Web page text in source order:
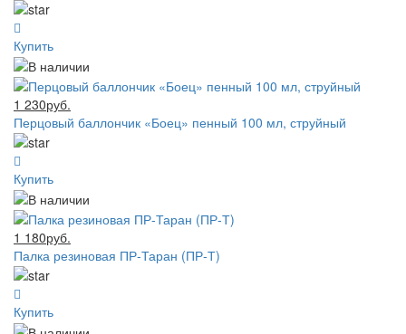
Купить
1 230руб.
Перцовый баллончик «Боец» пенный 100 мл, струйный
Купить
1 180руб.
Палка резиновая ПР-Таран (ПР-Т)
Купить